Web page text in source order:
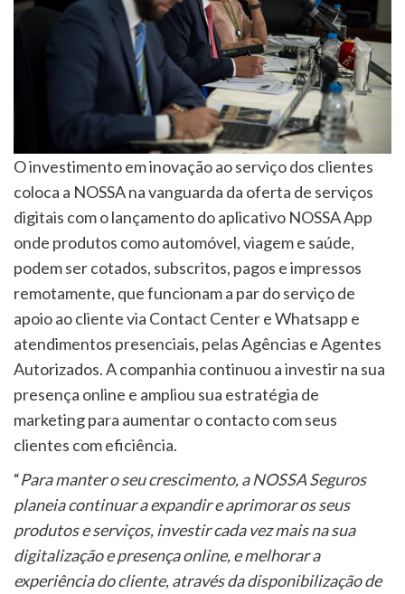
O investimento em inovação ao serviço dos clientes
coloca a NOSSA na vanguarda da oferta de serviços
digitais com o lançamento do aplicativo NOSSA App
onde produtos como automóvel, viagem e saúde,
podem ser cotados, subscritos, pagos e impressos
remotamente, que funcionam a par do serviço de
apoio ao cliente via Contact Center e Whatsapp e
atendimentos presenciais, pelas Agências e Agentes
Autorizados. A companhia continuou a investir na sua
presença online e ampliou sua estratégia de
marketing para aumentar o contacto com seus
clientes com eficiência.
“Para manter o seu crescimento, a NOSSA Seguros
planeia continuar a expandir e aprimorar os seus
produtos e serviços, investir cada vez mais na sua
digitalização e presença online, e melhorar a
experiência do cliente, através da disponibilização de